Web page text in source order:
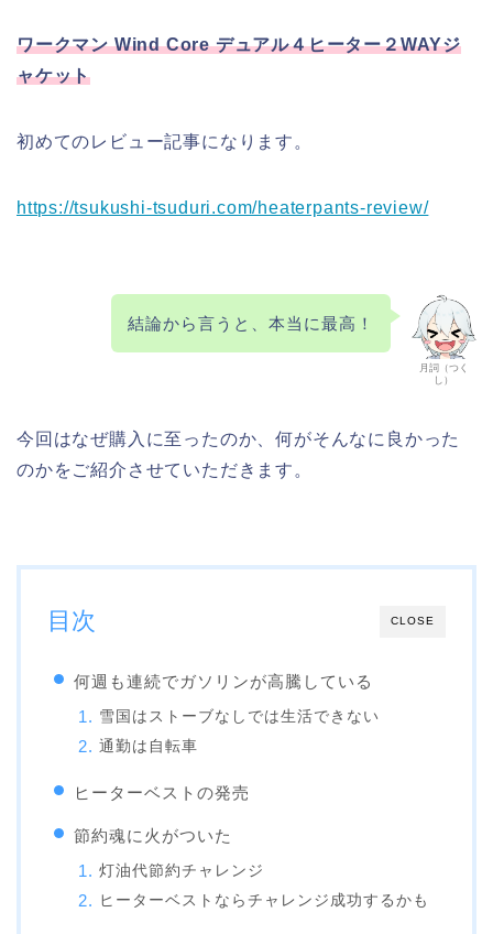
ワークマン Wind Core デュアル４ヒーター２WAYジ
ャケット
初めてのレビュー記事になります。
https://tsukushi-tsuduri.com/heaterpants-review/
月詞（つく
し）
結論から言うと、本当に最高！
今回はなぜ購入に至ったのか、何がそんなに良かった
のかをご紹介させていただきます。
CLOSE
目次
何週も連続でガソリンが高騰している
雪国はストーブなしでは生活できない
通勤は自転車
ヒーターベストの発売
節約魂に火がついた
灯油代節約チャレンジ
ヒーターベストならチャレンジ成功するかも